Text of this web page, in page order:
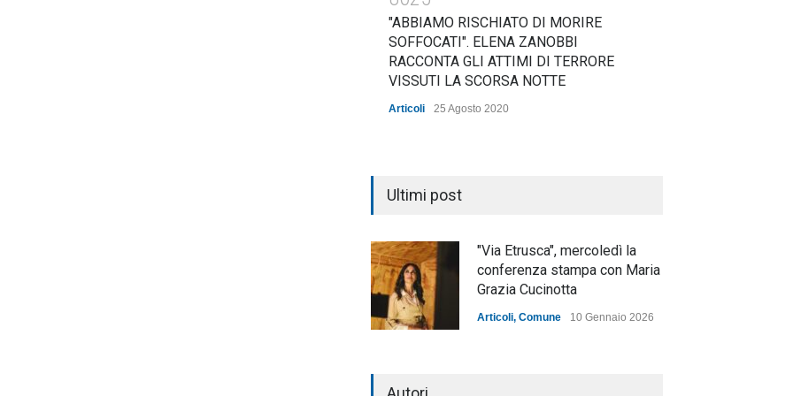
"ABBIAMO RISCHIATO DI MORIRE
SOFFOCATI". ELENA ZANOBBI
RACCONTA GLI ATTIMI DI TERRORE
VISSUTI LA SCORSA NOTTE
Articoli 25 Agosto 2020
Ultimi post
"Via Etrusca", mercoledì la
conferenza stampa con Maria
Grazia Cucinotta
Articoli, Comune 10 Gennaio 2026